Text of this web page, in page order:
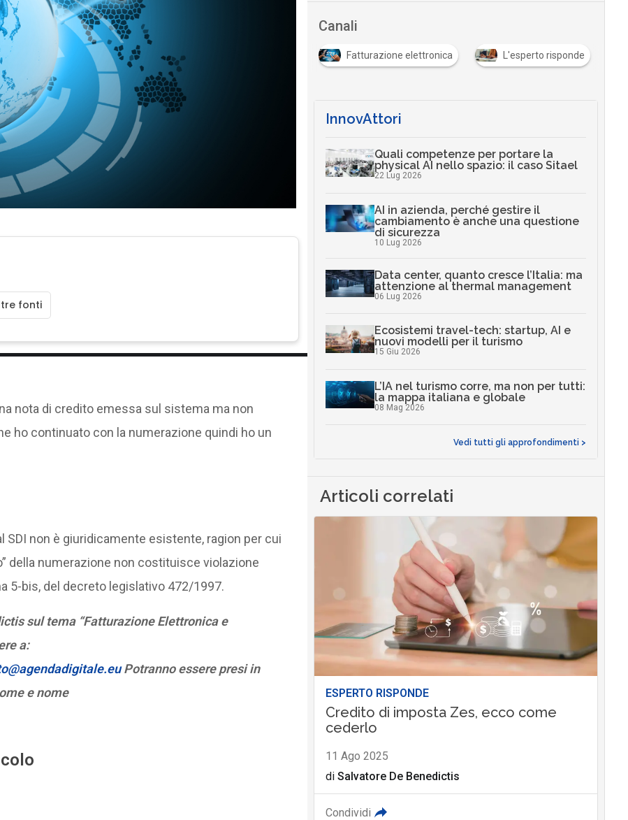
fonti
nota di credito emessa sul sistema ma non
ho continuato con la numerazione quindi ho un
non è giuridicamente esistente, ragion per cui
della numerazione non costituisce violazione
5-bis, del decreto legislativo 472/1997.
sul tema “Fatturazione Elettronica e
a:
Potranno essere presi in
e nome
Canali
Fatturazione elettronica L'esperto risponde
InnovAttori
Quali competenze per portare la
physical AI nello spazio: il caso Sitael
22 Lug 2026
AI in azienda, perché gestire il
cambiamento è anche una questione
di sicurezza
10 Lug 2026
Data center, quanto cresce l’Italia: ma
attenzione al thermal management
06 Lug 2026
Ecosistemi travel-tech: startup, AI e
nuovi modelli per il turismo
15 Giu 2026
L’IA nel turismo corre, ma non per tutti:
la mappa italiana e globale
08 Mag 2026
Vedi tutti gli approfondimenti >
Articoli correlati
ESPERTO RISPONDE
Credito di imposta Zes, ecco come
cederlo
11 Ago 2025
di Salvatore De Benedictis
Condividi